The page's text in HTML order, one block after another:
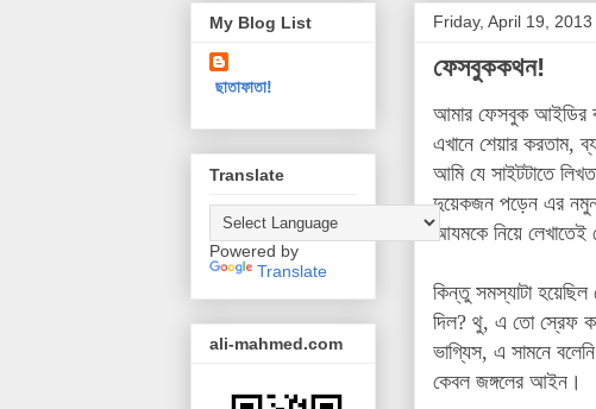
Friday, April 19, 2013
ফেসবুককথন!
আমার ফেসবুক আইডির
এখানে শেয়ার করতাম,
আমি যে সাইটটাতে
দুয়েকজন পড়েন এর নমুনা
আযমকে নিয়ে
কিন্তু সমস্যাটা
দিল? থু, এ তো স্রেফ
ভাগ্যিস, এ সামনে
কেবল জঙ্গলের আইন।
My Blog List
ছাতাফাতা!
Translate
Powered by
Translate
ali-mahmed.com